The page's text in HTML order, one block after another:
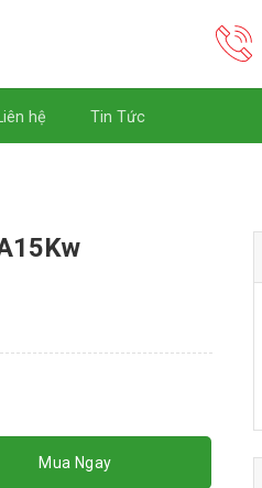
hệ Tin Tức
số lượng
Mua Ngay